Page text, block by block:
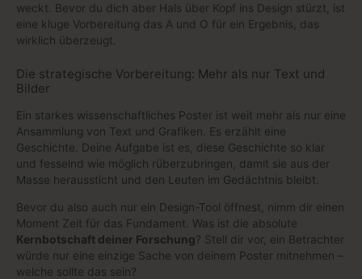
weckt. Bevor du dich aber Hals über Kopf ins Design stürzt, ist
eine kluge Vorbereitung das A und O für ein Ergebnis, das
wirklich überzeugt.
Die strategische Vorbereitung: Mehr als nur Text und
Bilder
Ein starkes wissenschaftliches Poster ist weit mehr als nur eine
Ansammlung von Text und Grafiken. Es erzählt eine
Geschichte. Deine Aufgabe ist es, diese Geschichte so klar
und fesselnd wie möglich rüberzubringen, damit sie aus der
Masse heraussticht und den Leuten im Gedächtnis bleibt.
Bevor du also auch nur ein Design-Tool öffnest, nimm dir einen
Moment Zeit für das Fundament. Was ist die absolute
Kernbotschaft deiner Forschung? Stell dir vor, ein Betrachter
würde nur eine einzige Sache von deinem Poster mitnehmen –
welche sollte das sein?